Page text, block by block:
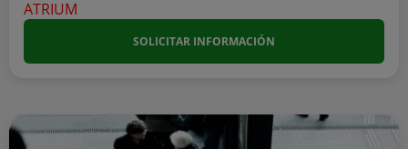
SOLICITAR INFORMACIÓN